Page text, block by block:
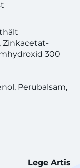
Zinkacetat-
300
Perubalsam,
Lege Artis